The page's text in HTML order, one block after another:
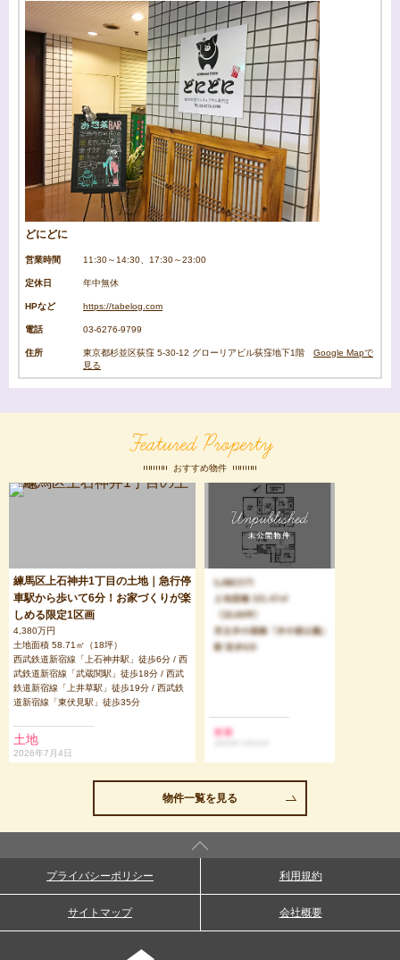
どにどに
営業時間 11:30～14:30、17:30～23:00
定休日 年中無休
HPなど https://tabelog.com
電話 03-6276-9799
住所 東京都杉並区荻窪 5-30-12 グローリアビル荻窪地下1階 Google Mapで
見る
Featured Property
おすすめ物件
練馬区上石神井1丁目の土地｜急行停
車駅から歩いて6分！お家づくりが楽
しめる限定1区画
4,380万円
土地面積 58.71㎡（18坪）
西武鉄道新宿線「上石神井駅」徒歩6分 / 西
武鉄道新宿線「武蔵関駅」徒歩18分 / 西武
鉄道新宿線「上井草駅」徒歩19分 / 西武鉄
道新宿線「東伏見駅」徒歩35分
土地
2026年7月4日
物件一覧を見る
プライバシーポリシー 利用規約
サイトマップ 会社概要